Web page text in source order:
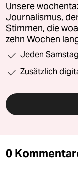
Unsere
Journalismus,
Stimmen, die
zehn Wochen
Jeden
Zusätzlich
0